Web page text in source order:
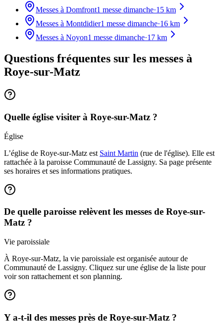
Messes à Domfront1 messe dimanche·15 km
Messes à Montdidier1 messe dimanche·16 km
Messes à Noyon1 messe dimanche·17 km
Questions fréquentes sur les messes à
Roye-sur-Matz
Quelle église visiter à Roye-sur-Matz ?
Église
L’église de Roye-sur-Matz est Saint Martin (rue de l'église). Elle est
rattachée à la paroisse Communauté de Lassigny. Sa page présente
ses horaires et ses informations pratiques.
De quelle paroisse relèvent les messes de Roye-sur-
Matz ?
Vie paroissiale
À Roye-sur-Matz, la vie paroissiale est organisée autour de
Communauté de Lassigny. Cliquez sur une église de la liste pour
voir son rattachement et son planning.
Y a-t-il des messes près de Roye-sur-Matz ?